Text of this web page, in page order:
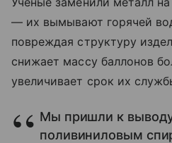
— их вымывают горячей
повреждая структуру
снижает массу баллонов
увеличивает срок их
Мы пришли к
поливиниловым